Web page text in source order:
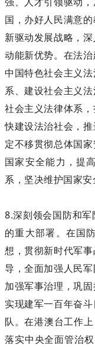
国，办好人民满意
新驱动发展战略，
动能新优势。在法
中国特色社会主义
系、建设社会主义
社会主义法律体系
快建设法治社会，
定不移贯彻总体国
国家安全能力，提
系，坚决维护国家安
8.深刻领会国防和
的重大部署。在国
想，贯彻新时代军
导，全面加强人民
加强军事治理，巩
实现建军一百年奋
队。在港澳台工作
落实中央全面管治